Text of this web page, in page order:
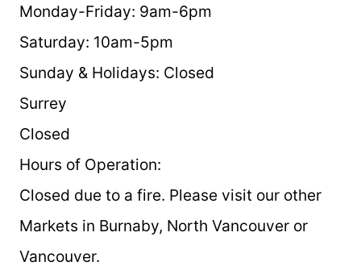
Monday-Friday: 9am-6pm
Saturday: 10am-5pm
Sunday & Holidays: Closed
Surrey
Closed
Hours of Operation:
Closed due to a fire. Please visit our other
Markets in Burnaby, North Vancouver or
Vancouver.